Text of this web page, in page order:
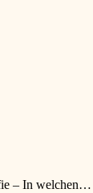
– In welchen…